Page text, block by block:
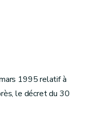
1995 relatif à
le décret du 30